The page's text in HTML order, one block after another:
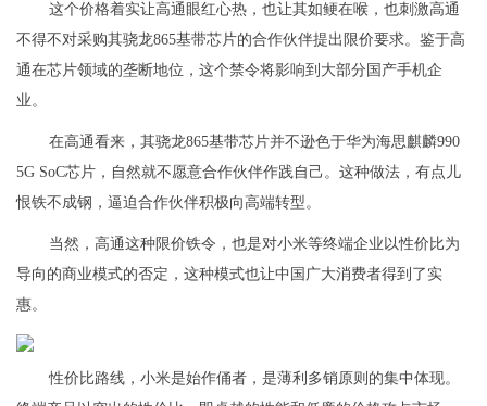
这个价格着实让高通眼红心热，也让其如鲠在喉，也刺激高通
不得不对采购其骁龙865基带芯片的合作伙伴提出限价要求。鉴于高
通在芯片领域的垄断地位，这个禁令将影响到大部分国产手机企
业。
在高通看来，其骁龙865基带芯片并不逊色于华为海思麒麟990
5G SoC芯片，自然就不愿意合作伙伴作践自己。这种做法，有点儿
恨铁不成钢，逼迫合作伙伴积极向高端转型。
当然，高通这种限价铁令，也是对小米等终端企业以性价比为
导向的商业模式的否定，这种模式也让中国广大消费者得到了实
惠。
性价比路线，小米是始作俑者，是薄利多销原则的集中体现。